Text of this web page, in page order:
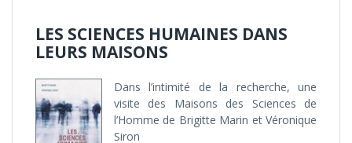
LES SCIENCES HUMAINES DANS
LEURS MAISONS
Dans l’intimité de la recherche, une
visite des Maisons des Sciences de
l’Homme de Brigitte Marin et Véronique
Siron